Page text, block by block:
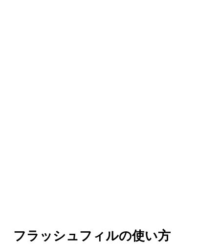
フラッシュフィルの使い方